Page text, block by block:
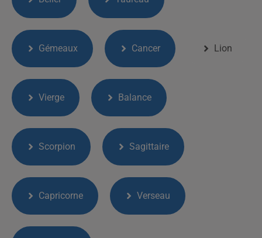
Gémeaux Cancer Lion
Vierge Balance
Scorpion Sagittaire
Capricorne Verseau